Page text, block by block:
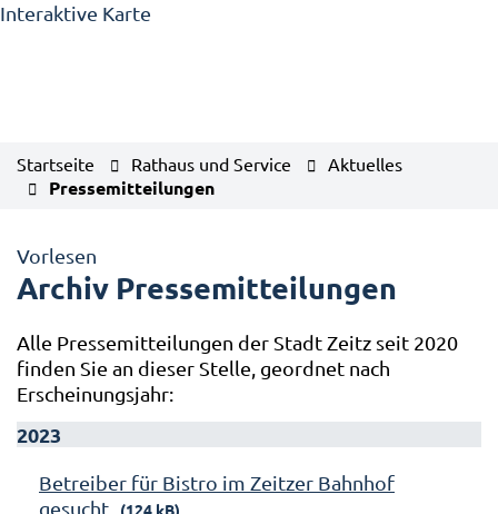
Interaktive Karte
Startseite Rathaus und Service Aktuelles
Pressemitteilungen
Vorlesen
Archiv Pressemitteilungen
Alle Pressemitteilungen der Stadt Zeitz seit 2020
finden Sie an dieser Stelle, geordnet nach
Erscheinungsjahr:
2023
Betreiber für Bistro im Zeitzer Bahnhof
gesucht
(124 kB)